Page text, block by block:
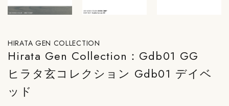
HIRATA GEN COLLECTION
Hirata Gen Collection：Gdb01 GG
ヒラタ玄コレクション Gdb01 デイベ
ッド